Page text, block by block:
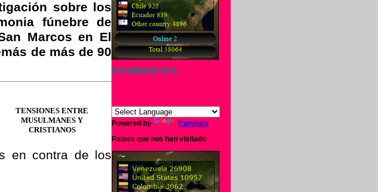
sobre los
fúnebre de
Marcos en El
de más de 90
TENSIONES ENTRE
MUSULMANES Y
CRISTIANOS
en contra de los
DINAMISMODIGITAL
Powered by
Translate
Paises que nos han visitado